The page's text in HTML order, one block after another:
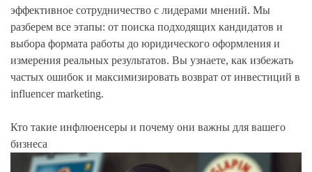
эффективное сотрудничество с лидерами мнений. Мы
разберем все этапы: от поиска подходящих кандидатов и
выбора формата работы до юридического оформления и
измерения реальных результатов. Вы узнаете, как избежать
частых ошибок и максимизировать возврат от инвестиций в
influencer marketing.
Кто такие инфлюенсеры и почему они важны для вашего
бизнеса